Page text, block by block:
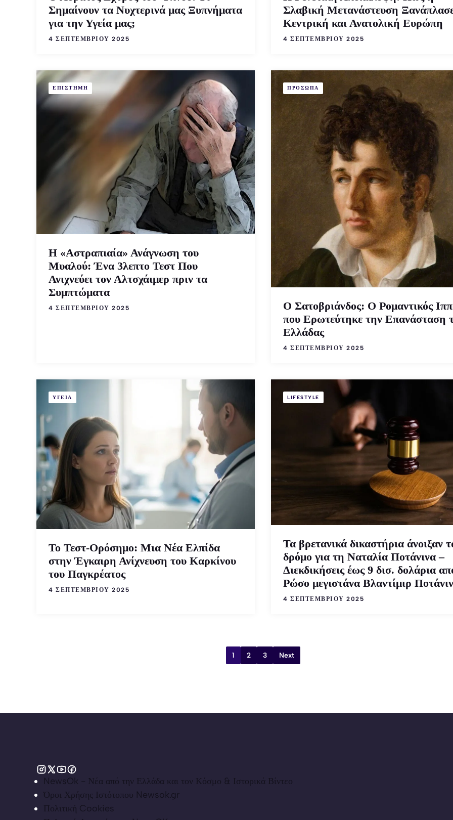
Σημαίνουν τα Νυχτερινά μας Ξυπνήματα
για την Υγεία μας;
4 ΣΕΠΤΕΜΒΡΊΟΥ 2025
Σλαβική Μετανάστευση
Κεντρική και Ανατολική Ευρώπη
4 ΣΕΠΤΕΜΒΡΊΟΥ 2025
ΕΠΙΣΤΗΜΗ
Η «Αστραπιαία» Ανάγνωση του
Μυαλού: Ένα 3λεπτο Τεστ Που
Ανιχνεύει τον Αλτσχάιμερ πριν τα
Συμπτώματα
4 ΣΕΠΤΕΜΒΡΊΟΥ 2025
ΠΡΟΣΩΠΑ
Ο Σατοβριάνδος: Ο Ρομαντικός
που Ερωτεύτηκε την Επανάσταση
Ελλάδας
4 ΣΕΠΤΕΜΒΡΊΟΥ 2025
ΥΓΕΙΑ
Το Τεστ-Ορόσημο: Μια Νέα Ελπίδα
στην Έγκαιρη Ανίχνευση του Καρκίνου
του Παγκρέατος
4 ΣΕΠΤΕΜΒΡΊΟΥ 2025
LIFESTYLE
Τα βρετανικά δικαστήρια άνοιξαν
δρόμο για τη Ναταλία Ποτάνινα –
Διεκδικήσεις έως 9 δισ. δολάρια
Ρώσο μεγιστάνα Βλαντίμιρ Ποτάνιν
4 ΣΕΠΤΕΜΒΡΊΟΥ 2025
1 2 3 Next
NewsOk - Νέα από την Ελλάδα και τον Κόσμο & Ιστορικά Βίντεο
Όροι Χρήσης Ιστότοπου Newsok.gr
Πολιτική Cookies